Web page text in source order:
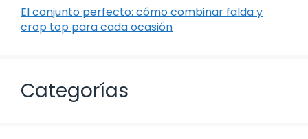
El conjunto perfecto: cómo combinar falda y
crop top para cada ocasión
Categorías